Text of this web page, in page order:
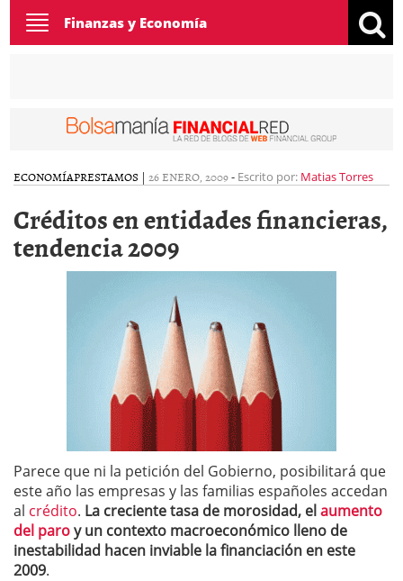
Toggle
navigation
Finanzas y Economía
ECONOMÍAPRESTAMOS | 26 ENERO, 2009- Escrito por: Matias Torres
Créditos en entidades financieras,
tendencia 2009
Parece que ni la petición del Gobierno, posibilitará que
este año las empresas y las familias españoles accedan
al crédito. La creciente tasa de morosidad, elaumento
del paroy un contexto macroeconómico lleno de
inestabilidad hacen inviable la financiación en este
2009.